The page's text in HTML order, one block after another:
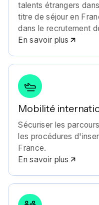
talents étrangers
titre de séjour en
dans le recrutement
En savoir plus
Mobilité
Sécuriser les
les procédures
France.
En savoir plus